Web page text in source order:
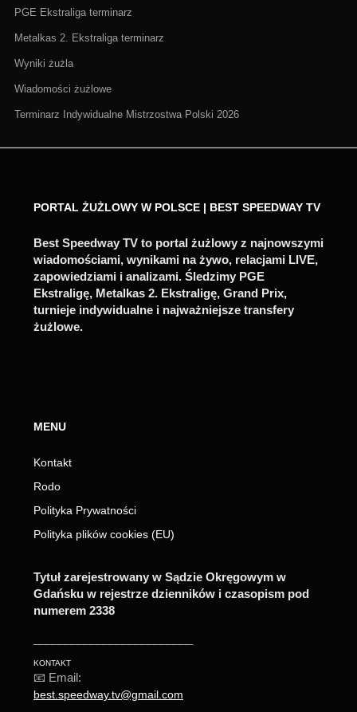
PGE Ekstraliga terminarz
Metalkas 2. Ekstraliga terminarz
Wyniki żużla
Wiadomości żużlowe
Terminarz Indywidualne Mistrzostwa Polski 2026
PORTAL ŻUŻLOWY W POLSCE | BEST SPEEDWAY TV
Best Speedway TV to portal żużlowy z najnowszymi
wiadomościami, wynikami na żywo, relacjami LIVE,
zapowiedziami i analizami. Śledzimy PGE
Ekstraligę, Metalkas 2. Ekstraligę, Grand Prix,
turnieje indywidualne i najważniejsze transfery
żużlowe.
MENU
Kontakt
Rodo
Polityka Prywatności
Polityka plików cookies (EU)
Tytuł zarejestrowany w Sądzie Okręgowym w
Gdańsku w rejestrze dzienników i czasopism pod
numerem 2338
KONTAKT
📧 Email:
best.speedway.tv@gmail.com